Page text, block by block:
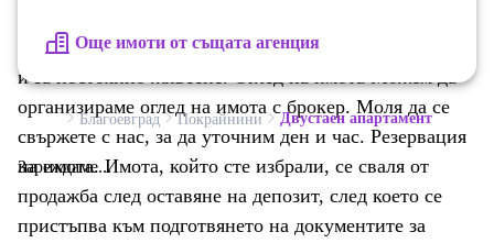
Имота е подходящ, както за отдаване под наем, така
и за постоянно живеене. Оглед на имота Можем да
организираме оглед на имота с брокер. Моля да се
свържете с нас, за да уточним ден и час. Резервация
на имота. Имота, който сте избрали, се сваля от
продажба след оставяне на депозит, след което се
пристъпва към подготвянето на документите за
Още имоти от същата агенция
Благоевград Покрайнини Двустаен апартамент
Зареждаме...